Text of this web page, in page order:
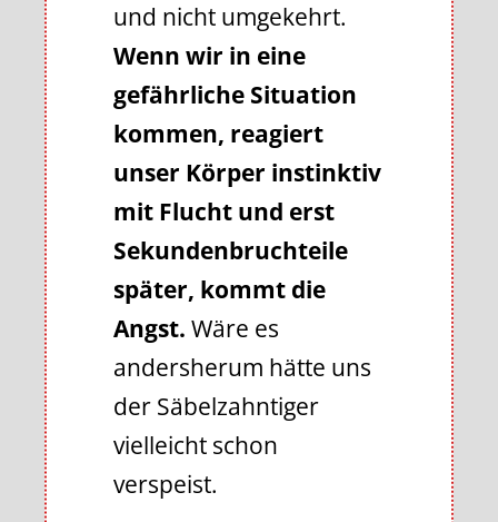
und nicht umgekehrt.
Wenn wir in eine
gefährliche Situation
kommen, reagiert
unser Körper instinktiv
mit Flucht und erst
Sekundenbruchteile
später, kommt die
Angst. Wäre es
andersherum hätte uns
der Säbelzahntiger
vielleicht schon
verspeist.